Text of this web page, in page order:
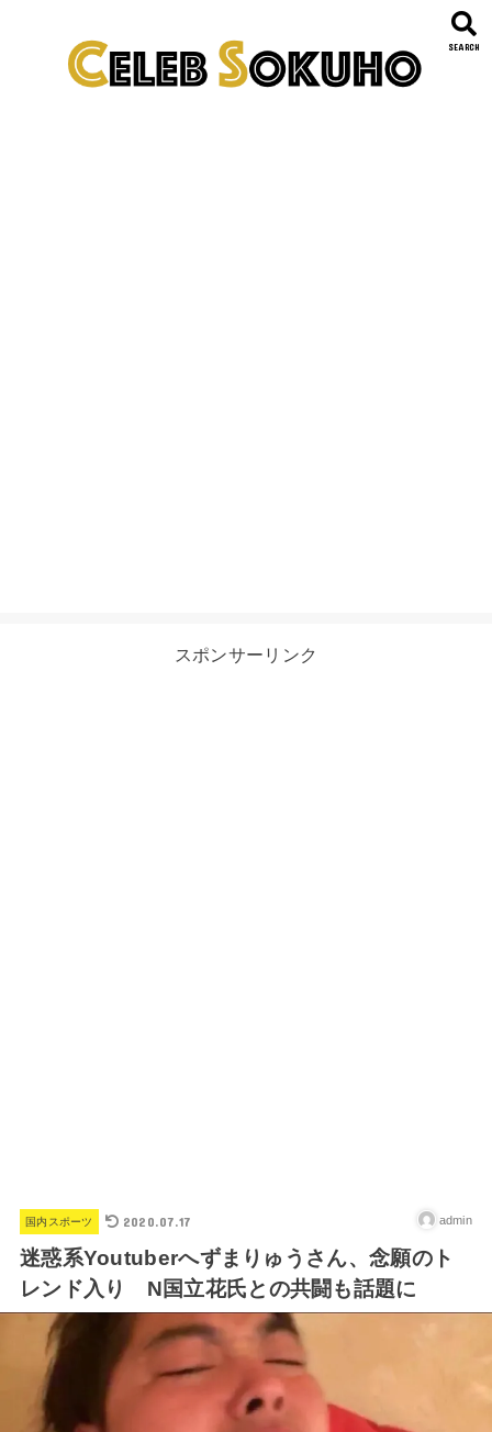
SEARCH
スポンサーリンク
国内スポーツ 2020.07.17 admin
迷惑系Youtuberへずまりゅうさん、念願のト
レンド入り N国立花氏との共闘も話題に